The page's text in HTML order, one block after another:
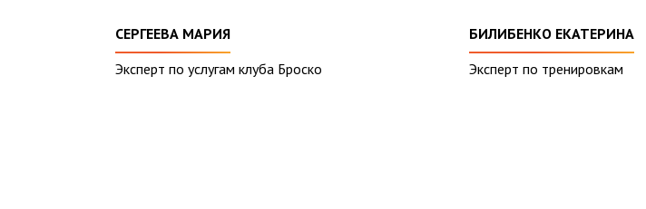
СЕРГЕЕВА МАРИЯ
Эксперт по услугам клуба Броско
БИЛИБЕНКО ЕКАТЕРИНА
Эксперт по тренировкам